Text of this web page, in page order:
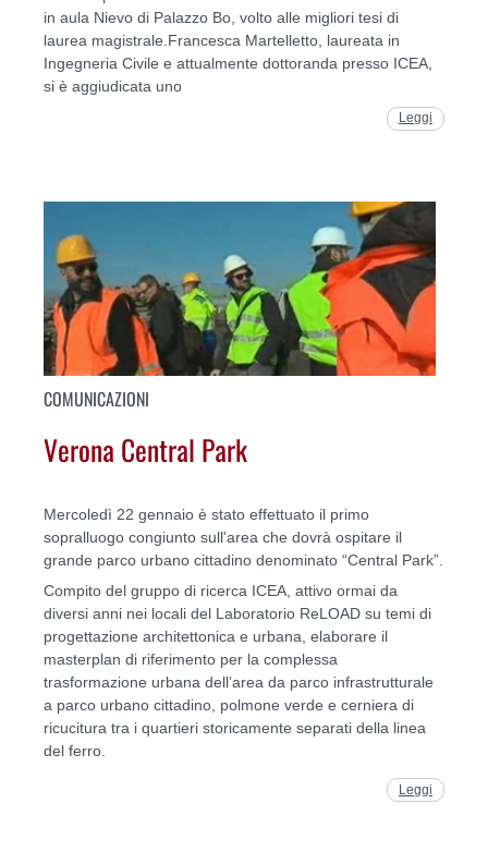
in aula Nievo di Palazzo Bo, volto alle migliori tesi di
laurea magistrale.Francesca Martelletto, laureata in
Ingegneria Civile e attualmente dottoranda presso ICEA,
si è aggiudicata uno
Leggi
COMUNICAZIONI
Verona Central Park
Mercoledì 22 gennaio è stato effettuato il primo
sopralluogo congiunto sull'area che dovrà ospitare il
grande parco urbano cittadino denominato “Central Park”.
Compito del gruppo di ricerca ICEA, attivo ormai da
diversi anni nei locali del Laboratorio ReLOAD su temi di
progettazione architettonica e urbana, elaborare il
masterplan di riferimento per la complessa
trasformazione urbana dell’area da parco infrastrutturale
a parco urbano cittadino, polmone verde e cerniera di
ricucitura tra i quartieri storicamente separati della linea
del ferro.
Leggi